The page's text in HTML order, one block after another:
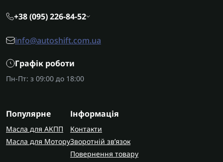
+38 (095) 226-84-52
info@autoshift.com.ua
Графік роботи
Пн-Пт: з 09:00 до 18:00
Популярне
Масла для АКПП
Масла для Мотору
Інформація
Контакти
Зворотній зв’язок
Повернення товару